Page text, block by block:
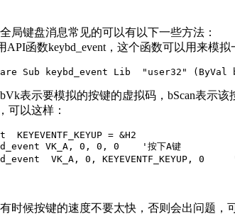
局键盘消息常见的可以有以下一些方法：
API函数keybd_event，这个函数可以用来模
Sub keybd_event Lib  "user32" (ByVal
表示要模拟的按键的虚拟码，bScan表示
可以这样：
KEYEVENTF_KEYUP = &H2
VK_A, 0, 0, 0    '按下A键
VK_A, 0, KEYEVENTF_KEYUP, 0     '
时候按键的速度不要太快，否则会出问题，